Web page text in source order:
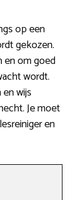
op een
gekozen.
en om goed
wordt.
wijs
Je moet
en